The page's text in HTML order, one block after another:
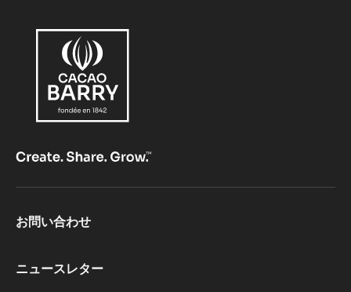
Footer
お問い合わせ
ニュースレター